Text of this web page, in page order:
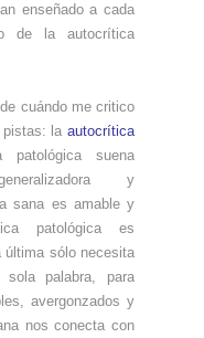
enseñado a cada
de la autocrítica
cuándo me critico
pistas: la autocrítica
suena
y
sana es amable y
patológica es
última sólo necesita
palabra, para
avergonzados y
nos conecta con